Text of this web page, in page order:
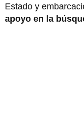
Estado y
apoyo en la